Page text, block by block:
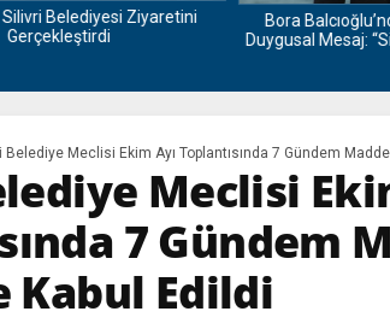
Ziyaretini
Bora Balcıoğlu’ndan
Duygusal Mesaj: “Silivri’mi
Belediye Meclisi Ekim Ayı Toplantısında 7 Gündem
Meclisi
7 Gündem
Edildi